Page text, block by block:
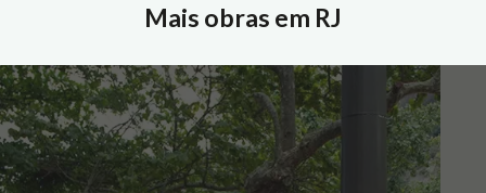
Mais obras em RJ